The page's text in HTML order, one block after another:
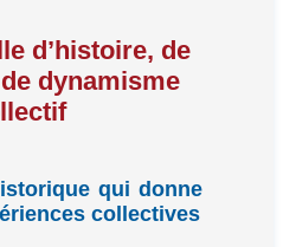
d’histoire, de
dynamisme
qui donne
collectives